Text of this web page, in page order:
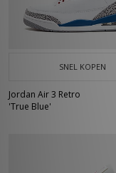
SNEL KOPEN
Jordan Air 3 Retro
'True Blue'